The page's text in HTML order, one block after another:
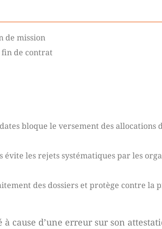
de mission
fin de contrat
bloque le versement des allocations
les rejets systématiques par les
des dossiers et protège contre la
cause d’une erreur sur son